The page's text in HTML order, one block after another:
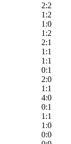
2:2
1:2
1:0
1:2
2:1
1:1
1:1
0:1
2:0
1:1
4:0
0:1
1:1
1:0
0:0